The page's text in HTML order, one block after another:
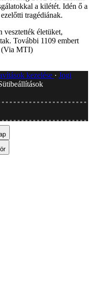
a kilétét. Idén ő a
tragédiának.
vesztették életüket,
További 1109 embert
(Via MTI)
kezelése
Jogi